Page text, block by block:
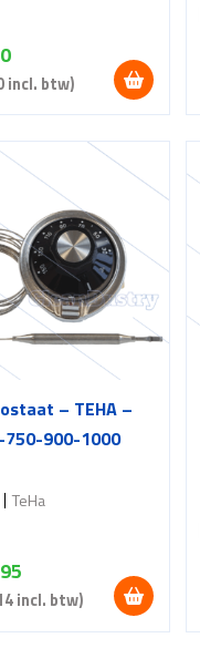
incl. btw)
– TEHA –
750-900-1000
incl. btw)
TeHa